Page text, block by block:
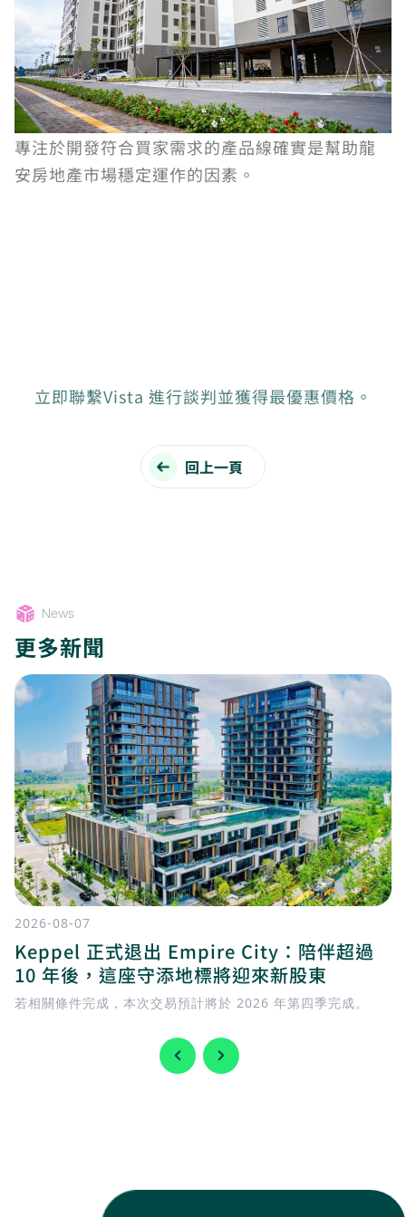
專注於開發符合買家需求的產品線確實是幫助龍
安房地產市場穩定運作的因素。
立即聯繫Vista 進行談判並獲得最優惠價格。
回上一頁
News
更多新聞
2026-08-07
Keppel 正式退出 Empire City：陪伴超過
10 年後，這座守添地標將迎來新股東
若相關條件完成，本次交易預計將於 2026 年第四季完成。